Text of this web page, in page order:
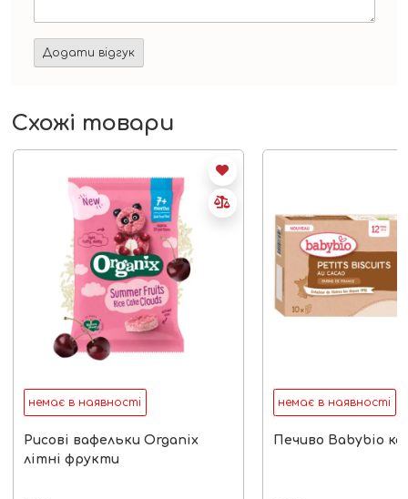
Схожі товари
немає в наявності
Рисові вафельки Organix
літні фрукти
немає в наявності
Печиво Babybio